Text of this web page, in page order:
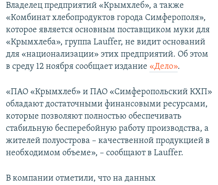
поискуИНФОГРАФИКА
ТЕЛЕПРОЕКТ КРЫМ.РЕАЛИИ
СОВЕТЫ ПРАВОЗАЩИТНИКОВ
ПРОПАВШИЕ БЕЗ ВЕСТИ
КРЫМ.НЕПОКОРЕННЫЙ
УКРАИНСКАЯ ПРОБЛЕМА КРЫМА
КАК ОБОЙТИ БЛОКИРОВКУ
Українською
Qırımtatar
Все сайты RFE/RL
Владелец предприятий «Крымхлеб», а также
«Комбинат хлебопродуктов города Симферополя»,
которое является основным поставщиком муки для
«Крымхлеба», группа Lauffer, не видит оснований
для «национализации» этих предприятий. Об этом
в среду 12 ноября сообщает издание «Дело».
«ПАО «Крымхлеб» и ПАО «Симферопольский КХП»
обладают достаточными финансовыми ресурсами,
которые позволяют полностью обеспечивать
стабильную бесперебойную работу производства, а
жителей полуострова – качественной продукцией в
необходимом объеме», – сообщают в Lauffer.
В компании отметили, что на данных